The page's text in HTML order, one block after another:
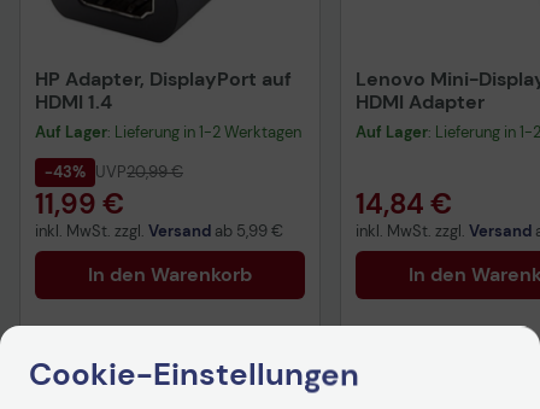
HP Adapter, DisplayPort auf
HDMI 1.4
Auf Lager: Lieferung in 1-2 Werktagen
-43% UVP20,99 €
11,99 €
inkl. MwSt. zzgl. Versand ab 5,99 €
In den Warenkorb
Lenovo Mini-
HDMI Adapter
Auf Lager: Lieferung in
14,84 €
inkl. MwSt. zzgl. Versand
In den
Cookie-Einstellungen